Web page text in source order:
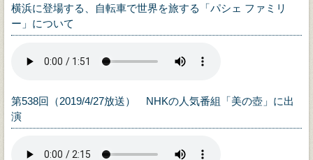
横浜に登場する、自転車で世界を旅する「パシェ ファミリ
ー」について
第538回（2019/4/27放送） NHKの人気番組「美の壺」に出
演